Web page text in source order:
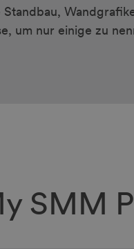
um nur einige zu
SMM